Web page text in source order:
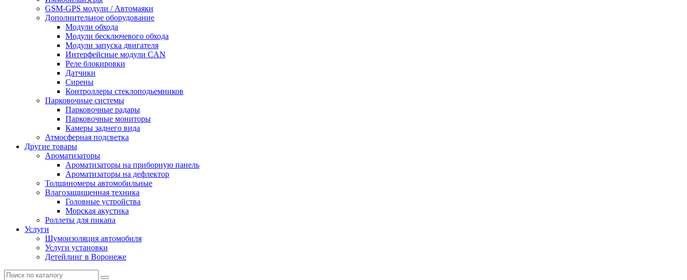
GSM-GPS модули / Автомаяки
Дополнительное оборудование
Модули обхода
Модули бесключевого обхода
Модули запуска двигателя
Интерфейсные модули CAN
Реле блокировки
Датчики
Сирены
Контроллеры стеклоподьемников
Парковочные системы
Парковочные радары
Парковочные мониторы
Камеры заднего вида
Атмосферная подсветка
Другие товары
Ароматизаторы
Ароматизаторы на приборную панель
Ароматизаторы на дефлектор
Толщиномеры автомобильные
Влагозащищенная техника
Головные устройства
Морская акустика
Роллеты для пикапа
Услуги
Шумоизоляция автомобиля
Услуги установки
Детейлинг в Воронеже